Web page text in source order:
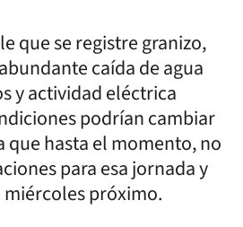
que se registre granizo,
caída de agua
y actividad eléctrica
podrían cambiar
que hasta el momento, no
para esa jornada y
próximo.